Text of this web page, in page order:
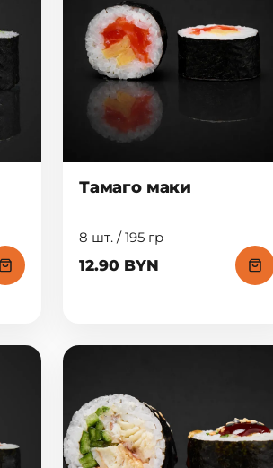
Тамаго маки
8 шт. / 195 гр
12.90 BYN